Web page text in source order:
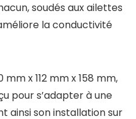
soudés aux ailettes
la conductivité
x 112 mm x 158 mm,
pour s’adapter à une
ainsi son installation sur